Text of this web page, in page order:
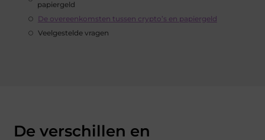
papiergeld
De overeenkomsten tussen crypto’s en papiergeld
Veelgestelde vragen
De verschillen en